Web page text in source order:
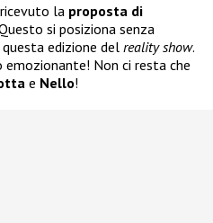
la proposta di
si posiziona senza
edizione delreality show.
Non ci resta che
e Nello!